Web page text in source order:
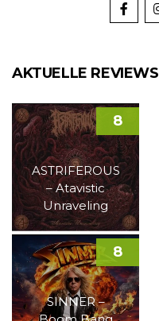
AKTUELLE REVIEWS
ASTRIFEROUS
– Atavistic
Unraveling
8
SINNER –
8